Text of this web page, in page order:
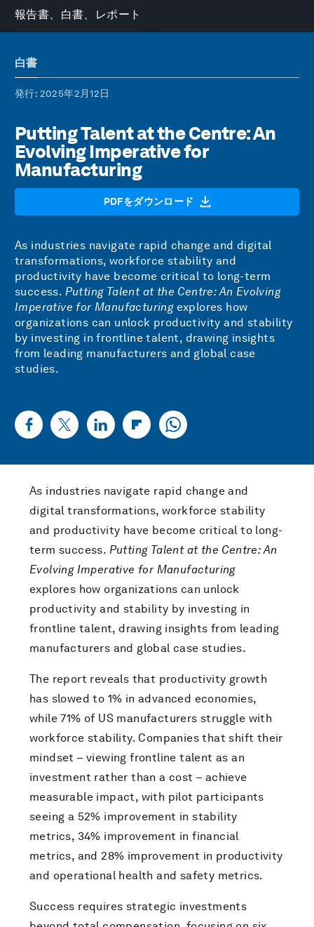
報告書、白書、レポート
白書
発行: 2025年2月12日
Putting Talent at the Centre: An
Evolving Imperative for
Manufacturing
PDFをダウンロード
As industries navigate rapid change and digital
transformations, workforce stability and
productivity have become critical to long-term
success. Putting Talent at the Centre: An Evolving
Imperative for Manufacturing explores how
organizations can unlock productivity and stability
by investing in frontline talent, drawing insights
from leading manufacturers and global case
studies.
As industries navigate rapid change and
digital transformations, workforce stability
and productivity have become critical to long-
term success. Putting Talent at the Centre: An
Evolving Imperative for Manufacturing
explores how organizations can unlock
productivity and stability by investing in
frontline talent, drawing insights from leading
manufacturers and global case studies.
The report reveals that productivity growth
has slowed to 1% in advanced economies,
while 71% of US manufacturers struggle with
workforce stability. Companies that shift their
mindset – viewing frontline talent as an
investment rather than a cost – achieve
measurable impact, with pilot participants
seeing a 52% improvement in stability
metrics, 34% improvement in financial
metrics, and 28% improvement in productivity
and operational health and safety metrics.
Success requires strategic investments